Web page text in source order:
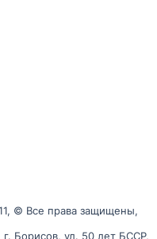
© Все права защищены,
Борисов, ул. 50 лет БССР,